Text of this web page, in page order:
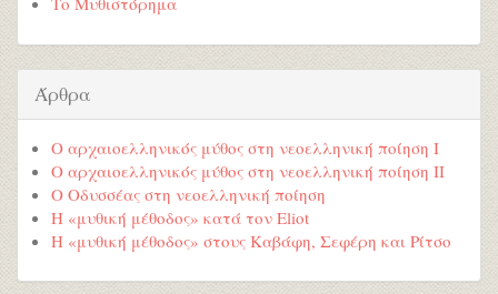
Άρθρα
Ο αρχαιοελληνικός μύθος στη νεοελληνική ποίηση Ι
Ο αρχαιοελληνικός μύθος στη νεοελληνική ποίηση ΙΙ
Ο Οδυσσέας στη νεοελληνική ποίηση
Η «μυθική μέθοδος» κατά τον Eliot
Η «μυθική μέθοδος» στους Καβάφη, Σεφέρη και Ρίτσο